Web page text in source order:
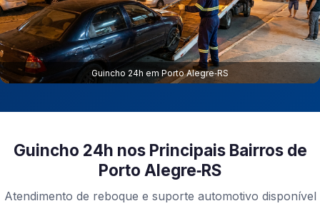
Guincho 24h em Porto Alegre‑RS
Guincho 24h nos Principais Bairros de
Porto Alegre‑RS
Atendimento de reboque e suporte automotivo disponível